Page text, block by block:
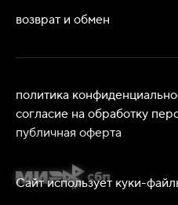
возврат и обмен
политика
согласие на обработку
публичная оферта
Сайт использует куки-